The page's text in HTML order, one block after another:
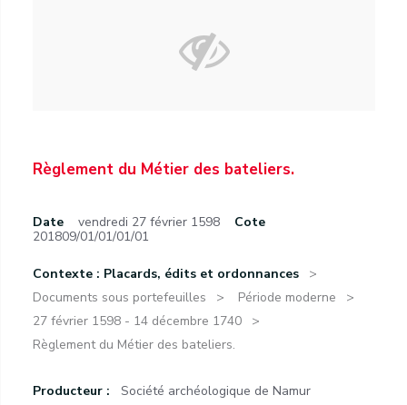
Règlement du Métier des bateliers.
Date vendredi 27 février 1598
Cote
201809/01/01/01/01
Contexte : Placards, édits et ordonnances
Documents sous portefeuilles
Période moderne
27 février 1598 - 14 décembre 1740
Règlement du Métier des bateliers.
Producteur : Société archéologique de Namur